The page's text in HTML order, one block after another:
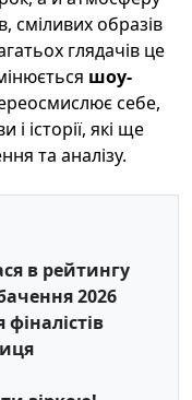
сміливих образів
глядачів це
шоу-
себе,
історії, які ще
та аналізу.
в рейтингу
2026